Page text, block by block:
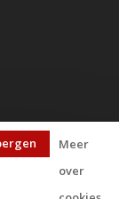
Meer
over